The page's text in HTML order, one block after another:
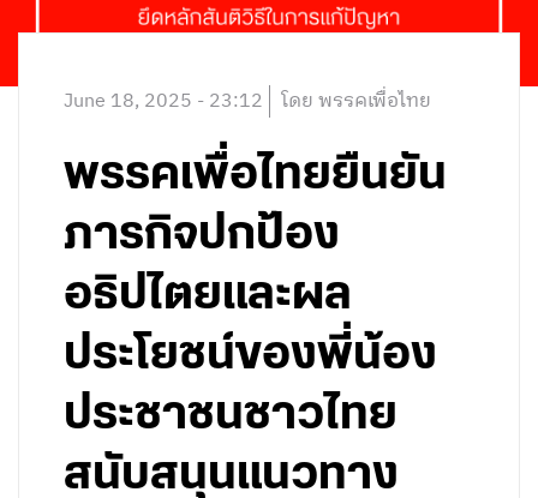
June 18, 2025 - 23:12 โดย พรรคเพื่อไทย
พรรคเพื่อไทยยืนยัน
ภารกิจปกป้อง
อธิปไตยและผล
ประโยชน์ของพี่น้อง
ประชาชนชาวไทย
สนับสนุนแนวทาง